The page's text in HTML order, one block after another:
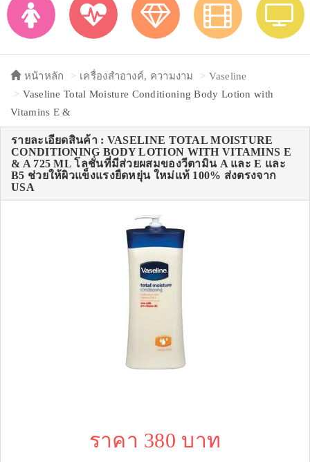
หน้าหลัก เครื่องสำอางค์, ความงาม
Vaseline
Vaseline Total Moisture Conditioning Body Lotion with
Vitamins E &
รายละเอียดสินค้า : VASELINE TOTAL MOISTURE
CONDITIONING BODY LOTION WITH VITAMINS E
& A 725 ML โลชั่นที่มีส่วยผสมของวีตามิน A และ E และ
B5 ช่วยให้ผิวแข็งแรงยืดหยุ่น ใหม่แท้ 100% ส่งตรงจาก
USA
ราคา 380 บาท